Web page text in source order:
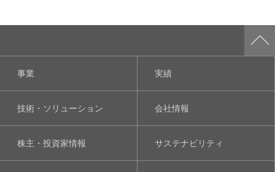
事業 実績
技術・ソリューション 会社情報
株主・投資家情報 サステナビリティ